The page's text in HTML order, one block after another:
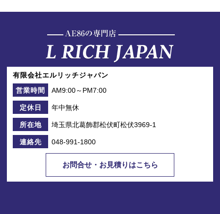
有限会社エルリッチジャパン
営業時間
AM9:00～PM7:00
定休日 年中無休
所在地 埼玉県北葛飾郡松伏町松伏3969-1
連絡先 048-991-1800
お問合せ・お見積りはこちら